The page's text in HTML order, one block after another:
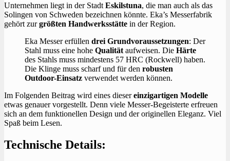
Unternehmen liegt in der Stadt Eskilstuna, die man auch als das
Solingen von Schweden bezeichnen könnte. Eka’s Messerfabrik
gehört zurgrößten Handwerksstätte in der Region.
Eka Messer erfüllen drei Grundvoraussetzungen: Der
Stahl muss eine hohe Qualität aufweisen. Die Härte
des Stahls muss mindestens 57 HRC (Rockwell) haben.
Die Klinge muss scharf und für den robusten
Outdoor-Einsatz verwendet werden können.
Im Folgenden Beitrag wird eines diesereinzigartigen Modelle
etwas genauer vorgestellt. Denn viele Messer-Begeisterte erfreuen
sich an dem funktionellen Design und der originellen Eleganz. Viel
Spaß beim Lesen.
Technische Details: